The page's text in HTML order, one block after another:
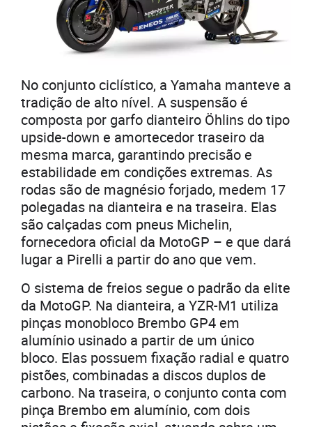
No conjunto ciclístico, a Yamaha manteve a
tradição de alto nível. A suspensão é
composta por garfo dianteiro Öhlins do tipo
upside-down e amortecedor traseiro da
mesma marca, garantindo precisão e
estabilidade em condições extremas. As
rodas são de magnésio forjado, medem 17
polegadas na dianteira e na traseira. Elas
são calçadas com pneus Michelin,
fornecedora oficial da MotoGP – e que dará
lugar a Pirelli a partir do ano que vem.
O sistema de freios segue o padrão da elite
da MotoGP. Na dianteira, a YZR-M1 utiliza
pinças monobloco Brembo GP4 em
alumínio usinado a partir de um único
bloco. Elas possuem fixação radial e quatro
pistões, combinadas a discos duplos de
carbono. Na traseira, o conjunto conta com
pinça Brembo em alumínio, com dois